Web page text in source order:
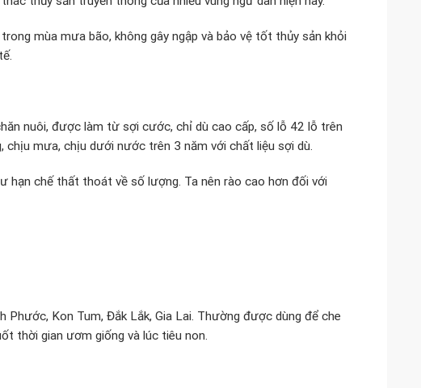
mùa mưa bão, không gây ngập và bảo vệ tốt thủy sản khỏi
nuôi, được làm từ sợi cước, chỉ dù cao cấp, số lỗ 42 lỗ trên
mưa, chịu dưới nước trên 3 năm với chất liệu sợi dù.
hạn chế thất thoát về số lượng. Ta nên rào cao hơn đối với
Kon Tum, Đắk Lắk, Gia Lai. Thường được dùng để che
thời gian ươm giống và lúc tiêu non.